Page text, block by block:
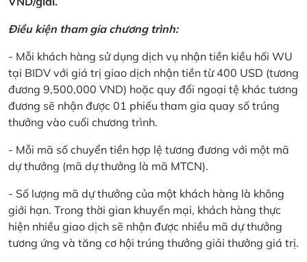
Điều kiện tham gia chương trình:
- Mỗi khách hàng sử dụng dịch vụ nhận tiền kiều hối WU
tại BIDV với giá trị giao dịch nhận tiền từ 400 USD (tương
đương 9,500,000 VND) hoặc quy đổi ngoại tệ khác tương
đương sẽ nhận được 01 phiếu tham gia quay số trúng
thưởng vào cuối chương trình.
- Mỗi mã số chuyển tiền hợp lệ tương đương với một mã
dự thưởng (mã dự thưởng là mã MTCN).
- Số lượng mã dự thưởng của một khách hàng là không
giới hạn. Trong thời gian khuyến mại, khách hàng thực
hiện nhiều giao dịch sẽ nhận được nhiều mã dự thưởng
tương ứng và tăng cơ hội trúng thưởng giải thưởng giá trị.